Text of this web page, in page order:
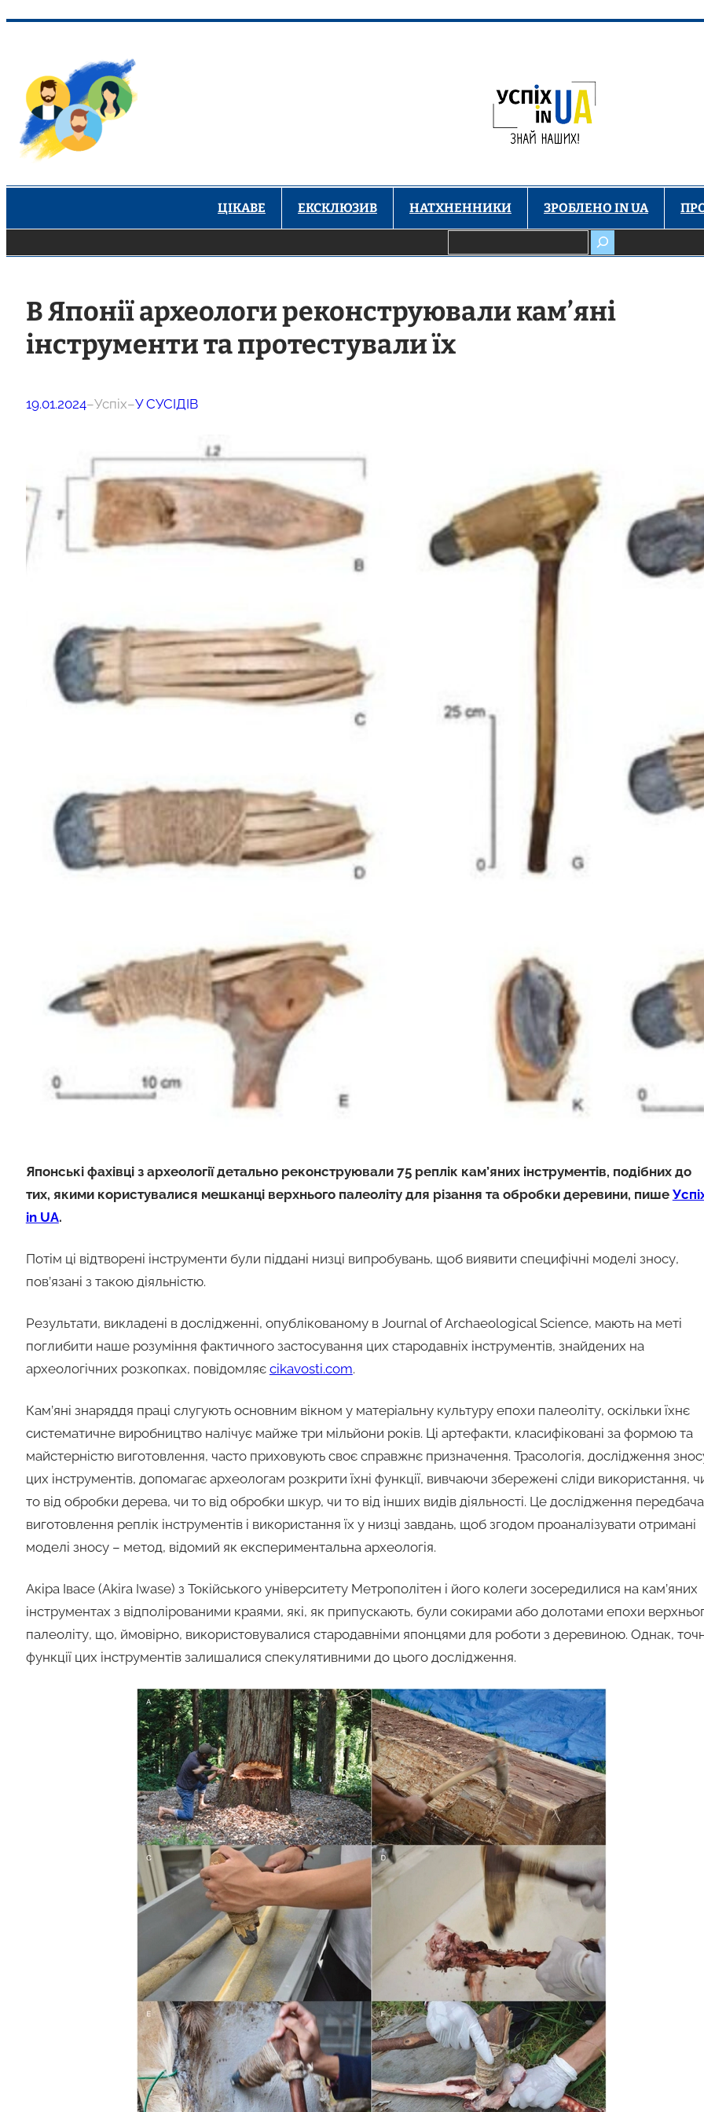
вмісту
ЦІКАВЕ ЕКСКЛЮЗИВ НАТХНЕННИКИ ЗРОБЛЕНО IN UA
В Японії археологи реконструювали кам’яні
інструменти та протестували їх
19.01.2024–Успіх–У СУСІДІВ
Японські фахівці з археології детально реконструювали 75 реплік кам’яних інструментів, подібних до
тих, якими користувалися мешканці верхнього палеоліту для різання та обробки деревини, пише
in UA.
Потім ці відтворені інструменти були піддані низці випробувань, щоб виявити специфічні моделі зносу,
пов’язані з такою діяльністю.
Результати, викладені в дослідженні, опублікованому в Journal of Archaeological Science, мають на меті
поглибити наше розуміння фактичного застосування цих стародавніх інструментів, знайдених на
археологічних розкопках, повідомляє cikavosti.com.
Кам’яні знаряддя праці слугують основним вікном у матеріальну культуру епохи палеоліту, оскільки їхнє
систематичне виробництво налічує майже три мільйони років. Ці артефакти, класифіковані за формою та
майстерністю виготовлення, часто приховують своє справжнє призначення. Трасологія, дослідження
цих інструментів, допомагає археологам розкрити їхні функції, вивчаючи збережені сліди використання,
то від обробки дерева, чи то від обробки шкур, чи то від інших видів діяльності. Це дослідження
виготовлення реплік інструментів і використання їх у низці завдань, щоб згодом проаналізувати отримані
моделі зносу – метод, відомий як експериментальна археологія.
Акіра Івасе (Akira Iwase) з Токійського університету Метрополітен і його колеги зосередилися на кам’яних
інструментах з відполірованими краями, які, як припускають, були сокирами або долотами епохи
палеоліту, що, ймовірно, використовувалися стародавніми японцями для роботи з деревиною. Однак,
функції цих інструментів залишалися спекулятивними до цього дослідження.